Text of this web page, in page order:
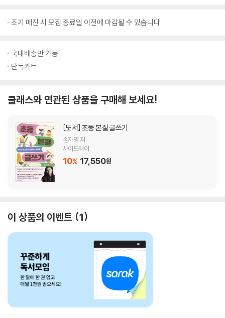
조기 매진 시 모집 종료일 이전에 마감될 수 있습니다.
국내배송만 가능
단독카트
클래스와 연관된 상품을 구매해 보세요!
[도서] 초등 본질 글쓰기
손자영 저
사이드웨이
10% 17,550원
이 상품의 이벤트 1